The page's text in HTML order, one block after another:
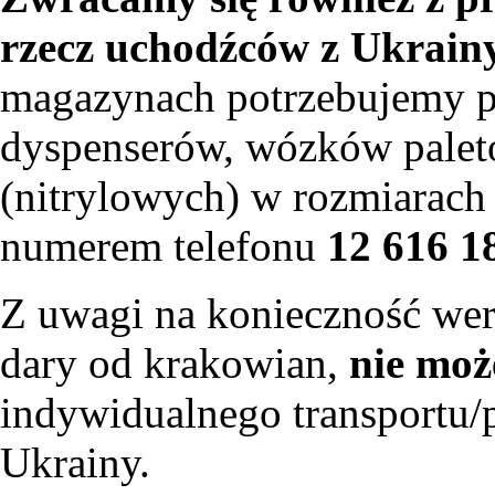
rzecz uchodźców z
magazynach potrzebujemy
dyspenserów, wózków
(nitrylowych) w
numerem telefonu 12 616
Z uwagi na konieczność
dary od krakowian, nie
indywidualnego
Ukrainy.